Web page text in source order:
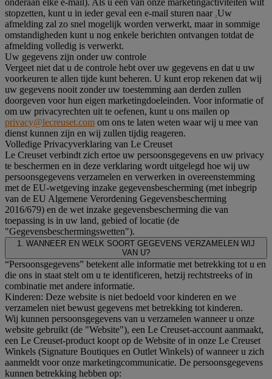
stopzetten, kunt u in ieder geval een e-mail sturen naar .Uw
afmelding zal zo snel mogelijk worden verwerkt, maar in sommige
omstandigheden kunt u nog enkele berichten ontvangen totdat de
afmelding volledig is verwerkt.
Uw gegevens zijn onder uw controle
Vergeet niet dat u de controle hebt over uw gegevens en dat u uw
voorkeuren te allen tijde kunt beheren. U kunt erop rekenen dat wij
uw gegevens nooit zonder uw toestemming aan derden zullen
doorgeven voor hun eigen marketingdoeleinden. Voor informatie of
om uw privacyrechten uit te oefenen, kunt u ons mailen op
privacy@lecreuset.com om ons te laten weten waar wij u mee van
dienst kunnen zijn en wij zullen tijdig reageren.
Volledige Privacyverklaring van Le Creuset
Le Creuset verbindt zich ertoe uw persoonsgegevens en uw privacy
te beschermen en in deze verklaring wordt uitgelegd hoe wij uw
persoonsgegevens verzamelen en verwerken in overeenstemming
met de EU-wetgeving inzake gegevensbescherming (met inbegrip
van de EU Algemene Verordening Gegevensbescherming
2016/679) en de wet inzake gegevensbescherming die van
toepassing is in uw land, gebied of locatie (de
"Gegevensbeschermingswetten").
1. WANNEER EN WELK SOORT GEGEVENS VERZAMELEN WIJ
VAN U?
“Persoonsgegevens” betekent alle informatie met betrekking tot u en
die ons in staat stelt om u te identificeren, hetzij rechtstreeks of in
combinatie met andere informatie.
Kinderen: Deze website is niet bedoeld voor kinderen en we
verzamelen niet bewust gegevens met betrekking tot kinderen.
Wij kunnen persoonsgegevens van u verzamelen wanneer u onze
website gebruikt (de "Website"), een Le Creuset-account aanmaakt,
een Le Creuset-product koopt op de Website of in onze Le Creuset
Winkels (Signature Boutiques en Outlet Winkels) of wanneer u zich
aanmeldt voor onze marketingcommunicatie. De persoonsgegevens
kunnen betrekking hebben op: